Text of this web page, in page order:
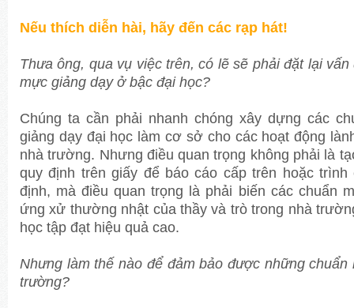
Nếu thích diễn hài, hãy đến các rạp hát!
Thưa ông, qua vụ việc trên, có lẽ sẽ phải đặt lại
mực giảng dạy ở bậc đại học?
Chúng ta cần phải nhanh chóng xây dựng các
giảng dạy đại học làm cơ sở cho các hoạt động
nhà trường. Nhưng điều quan trọng không phải là
quy định trên giấy để báo cáo cấp trên hoặc
định, mà điều quan trọng là phải biến các chuẩn
ứng xử thường nhật của thầy và trò trong nhà
học tập đạt hiệu quả cao.
Nhưng làm thế nào để đảm bảo được những
trường?